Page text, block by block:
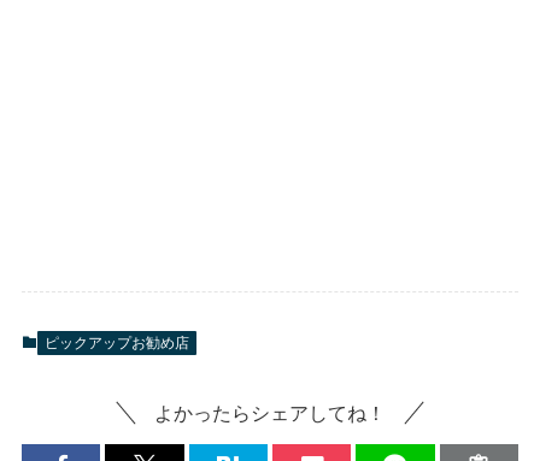
ピックアップお勧め店
よかったらシェアしてね！